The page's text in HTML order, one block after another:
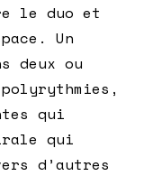
le duo et
Un
deux ou
qui
qui
d’autres